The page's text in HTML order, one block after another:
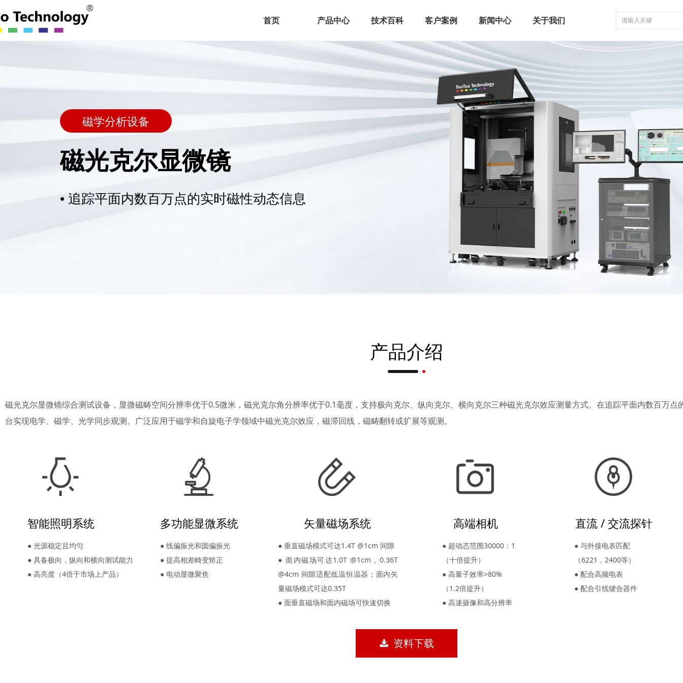
首页 产品中心 技术百科 客户案例 新闻中心 关于我们
磁光克尔显微镜
磁学分析设备
• 追踪平面内数百万点的实时磁性动态信息
产品介绍
磁光克尔显微镜综合测试设备，显微磁畴空间分辨率优于0.5微米，磁光克尔角分辨率优于0.1毫度，支持极向克尔、纵向克尔、横向克尔三种磁光克尔效应测量方式。在追踪平面内数百万点
台实现电学、磁学、光学同步观测。广泛应用于磁学和自旋电子学领域中磁光克尔效应，磁滞回线，磁畴翻转或扩展等观测。
智能照明系统
● 光源稳定且均匀
● 具备极向，纵向和横向测试能力
● 高亮度（4倍于市场上产品）
多功能显微系统
● 线偏振光和圆偏振光
● 提高相差畸变矫正
● 电动显微聚焦
矢量磁场系统
● 垂直磁场模式可达1.4T @1cm 间隙
● 面内磁场可达1.0T @1cm，0.36T
@4cm 间隙适配低温恒温器；面内矢
量磁场模式可达0.35T
● 面垂直磁场和面内磁场可快速切换
高端相机
● 超动态范围30000：1
（十倍提升）
● 高量子效率>80%
（1.2倍提升）
● 高速摄像和高分辨率
끂 资料下载
直流 / 交流探针
● 与外接电表匹配
（6221，2400等）
● 配合高频电表
● 配合引线键合器件